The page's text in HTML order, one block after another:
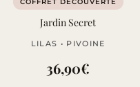
Jardin Secret
LILAS • PIVOINE
36,90€